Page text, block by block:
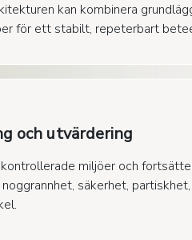
kan kombinera
för ett stabilt, repeterbart
och utvärdering
miljöer och
säkerhet,